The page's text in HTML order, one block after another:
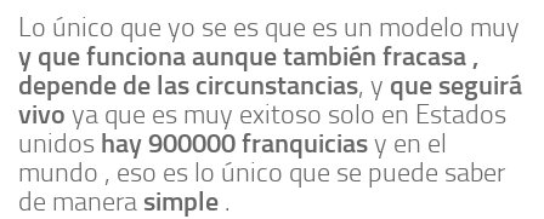
Lo único que yo se es que es un modelo muy
y que funciona aunque también fracasa ,
depende de las circunstancias, y que seguirá
vivo ya que es muy exitoso solo en Estados
unidos hay 900000 franquiciasy en el
mundo , eso es lo único que se puede saber
de manera simple .